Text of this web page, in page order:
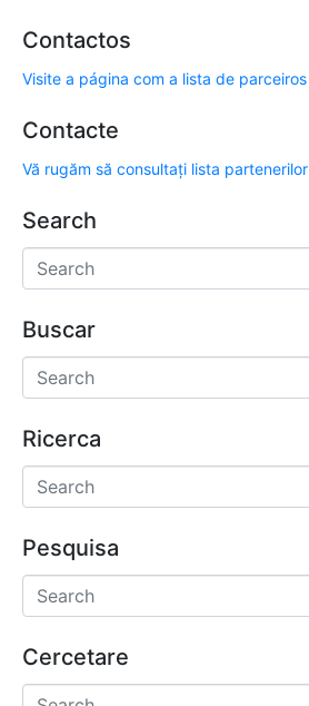
Contactos
Visite a página com a lista de parceiros
Contacte
Vă rugăm să consultați lista partenerilor
Search
Buscar
Ricerca
Pesquisa
Cercetare